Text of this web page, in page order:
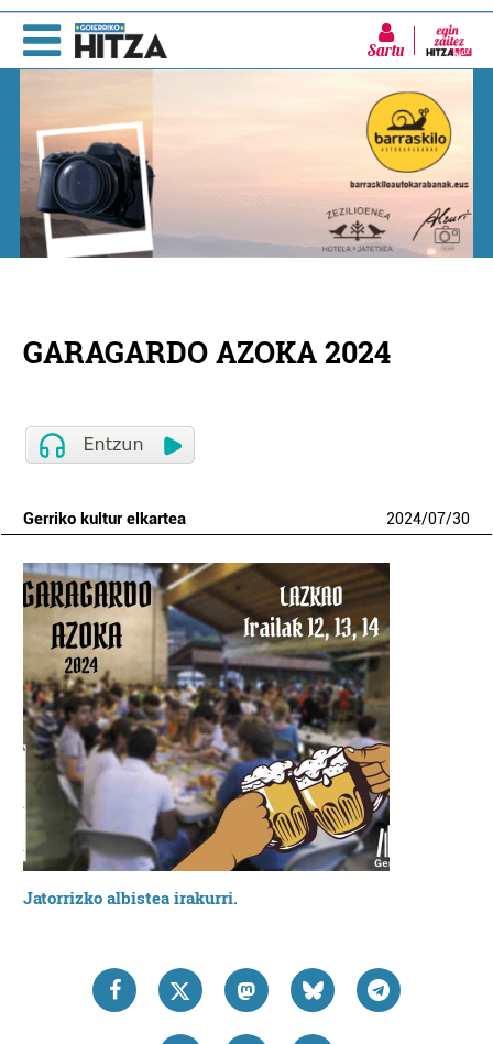
Sartu
GARAGARDO AZOKA 2024
Gerriko kultur elkartea 2024/07/30
Jatorrizko albistea irakurri.